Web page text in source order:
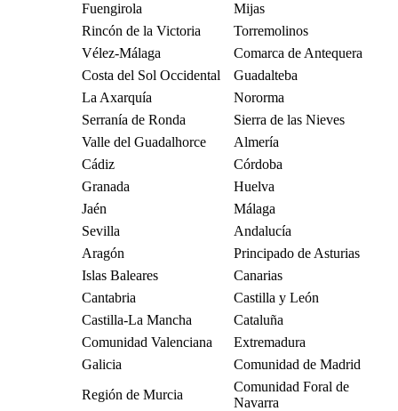
Fuengirola
Mijas
Rincón de la Victoria
Torremolinos
Vélez-Málaga
Comarca de Antequera
Costa del Sol Occidental
Guadalteba
La Axarquía
Nororma
Serranía de Ronda
Sierra de las Nieves
Valle del Guadalhorce
Almería
Cádiz
Córdoba
Granada
Huelva
Jaén
Málaga
Sevilla
Andalucía
Aragón
Principado de Asturias
Islas Baleares
Canarias
Cantabria
Castilla y León
Castilla-La Mancha
Cataluña
Comunidad Valenciana
Extremadura
Galicia
Comunidad de Madrid
Región de Murcia
Comunidad Foral de
Navarra